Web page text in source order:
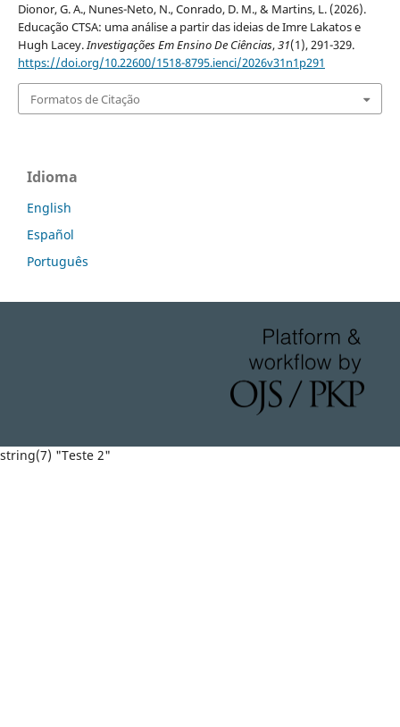
Dionor, G. A., Nunes-Neto, N., Conrado, D. M., & Martins, L. (2026).
Educação CTSA: uma análise a partir das ideias de Imre Lakatos e
Hugh Lacey.Investigações Em Ensino De Ciências,31(1), 291-329.
https://doi.org/10.22600/1518-8795.ienci/2026v31n1p291
Formatos de Citação
Idioma
English
Español
Português
string(7) "Teste 2"